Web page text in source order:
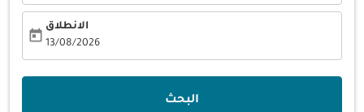
الانطلاق
13/08/2026
today
البحث